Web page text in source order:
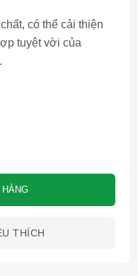
có thể cải thiện
tuyệt vời của
THÍCH